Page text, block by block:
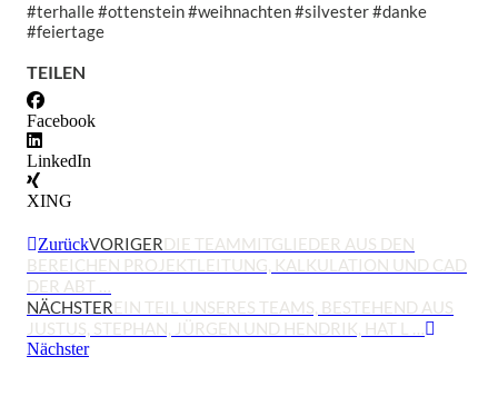
#terhalle #ottenstein #weihnachten #silvester #danke
#feiertage
TEILEN
Facebook
LinkedIn
XING
ZurückVORIGERDIE TEAMMITGLIEDER AUS DEN
BEREICHEN PROJEKTLEITUNG, KALKULATION UND CAD
DER ABT …
NÄCHSTEREIN TEIL UNSERES TEAMS, BESTEHEND AUS
JUSTUS, STEPHAN, JÜRGEN UND HENDRIK, HAT L …
Nächster